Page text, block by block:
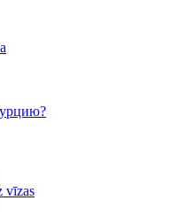
vīzas